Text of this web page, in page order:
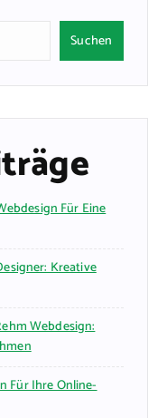
Suchen
Für Eine
Kreative
Webdesign:
Für Ihre Online-